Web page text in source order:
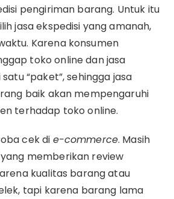
pengiriman barang. Untuk itu
jasa ekspedisi yang amanah,
Karena konsumen
toko online dan jasa
“paket”, sehingga jasa
baik akan mempengaruhi
terhadap toko online.
cek di e-commerce. Masih
memberikan review
kualitas barang atau
tapi karena barang lama